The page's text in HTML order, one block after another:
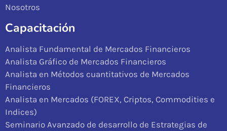
Nosotros
Capacitación
Analista Fundamental de Mercados Financieros
Analista Gráfico de Mercados Financieros
Analista en Métodos cuantitativos de Mercados
Financieros
Analista en Mercados (FOREX, Criptos, Commodities e
Indices)
Seminario Avanzado de desarrollo de Estrategias de